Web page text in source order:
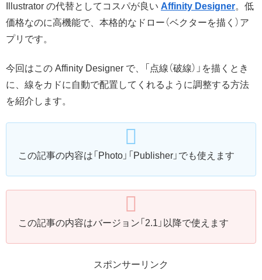
Illustrator の代替としてコスパが良い Affinity Designer。低
価格なのに高機能で、本格的なドロー（ベクターを描く）ア
プリです。
今回はこの Affinity Designer で、「点線（破線）」を描くとき
に、線をカドに自動で配置してくれるように調整する方法
を紹介します。
この記事の内容は「Photo」「Publisher」でも使えます
この記事の内容はバージョン「2.1」以降で使えます
スポンサーリンク